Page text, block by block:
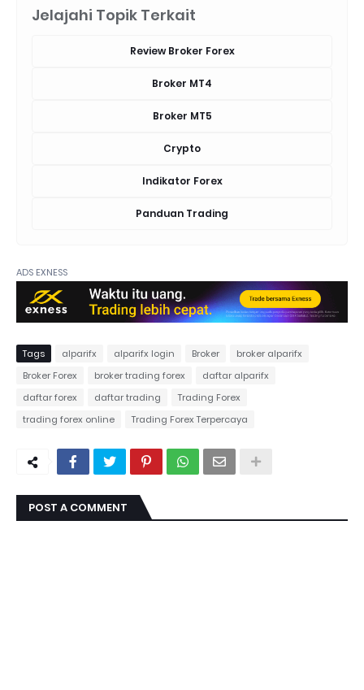
Jelajahi Topik Terkait
Review Broker Forex
Broker MT4
Broker MT5
Crypto
Indikator Forex
Panduan Trading
ADS EXNESS
Tags alparifx alparifx login Broker
broker alparifx
Broker Forex
broker trading forex
daftar alparifx
daftar forex
daftar trading
Trading Forex
trading forex online
Trading Forex Terpercaya
POST A COMMENT